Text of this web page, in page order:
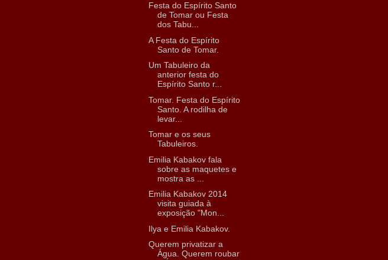
Festa do Espírito Santo
de Tomar ou Festa
dos Tabu...
A Festa do Espírito
Santo de Tomar.
Um Tabuleiro da
anterior festa do
Espírito Santo r...
Tomar. Festa do Espírito
Santo. A rodilha de
levar...
Tomar e os seus
Tabuleiros.
Emilia Kabakov fala
sobre as maquetes e
mostra as ...
Emilia Kabakov 2014
visita guiada à
exposição "Mon...
Ilya e Emilia Kabakov.
Querem privatizar a
Água. Querem roubar